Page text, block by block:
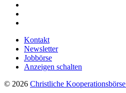
Kontakt
Newsletter
Jobbörse
Anzeigen schalten
© 2026 Christliche Kooperationsbörse